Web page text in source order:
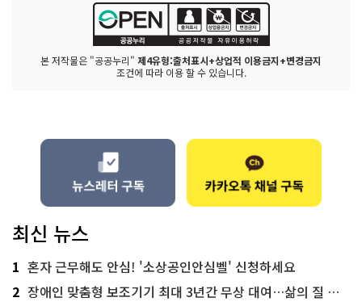
본 저작물은 "공공누리" 제4유형:출처표시+상업적 이용금지+변경금지
조건에 따라 이용 할 수 있습니다.
최신 뉴스
1 혼자 근무해도 안심! '소상공인안심벨' 신청하세요
2 장애인 맞춤형 보조기기 최대 3년간 무상 대여…삶의 질 높인다